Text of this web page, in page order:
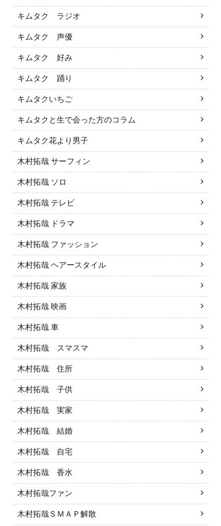
キムタク ラジオ
キムタク 声優
キムタク 好み
キムタク 踊り
キムタクいちご
キムタクと生で会った方のコラム
キムタク花より男子
木村拓哉 サーフィン
木村拓哉 ソロ
木村拓哉 テレビ
木村拓哉 ドラマ
木村拓哉 ファッション
木村拓哉 ヘアースタイル
木村拓哉 家族
木村拓哉 映画
木村拓哉 車
木村拓哉 スマスマ
木村拓哉 住所
木村拓哉 子供
木村拓哉 実家
木村拓哉 結婚
木村拓哉 自宅
木村拓哉 香水
木村拓哉ファン
木村拓哉ＳＭＡＰ解散